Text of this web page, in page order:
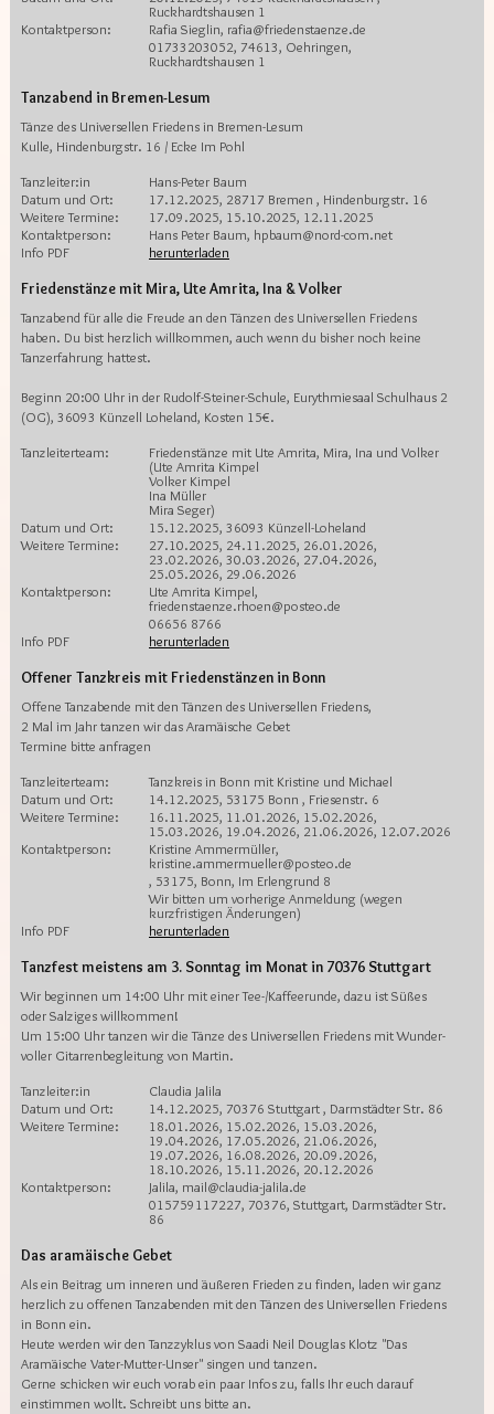
Ruckhardtshausen 1
Kontaktperson:
Rafia Sieglin, rafia@friedenstaenze.de
01733203052, 74613, Oehringen,
Ruckhardtshausen 1
Tanzabend in Bremen-Lesum
Tänze des Universellen Friedens in Bremen-Lesum
Kulle, Hindenburgstr. 16 / Ecke Im Pohl
Tanzleiter:in
Hans-Peter Baum
Datum und Ort:
17.12.2025, 28717 Bremen , Hindenburgstr. 16
Weitere Termine:
17.09.2025, 15.10.2025, 12.11.2025
Kontaktperson:
Hans Peter Baum, hpbaum@nord-com.net
Info PDF
herunterladen
Friedenstänze mit Mira, Ute Amrita, Ina & Volker
Tanzabend für alle die Freude an den Tänzen des Universellen Friedens
haben. Du bist herzlich willkommen, auch wenn du bisher noch keine
Tanzerfahrung hattest.
Beginn 20:00 Uhr in der Rudolf-Steiner-Schule, Eurythmiesaal Schulhaus 2
(OG), 36093 Künzell Loheland, Kosten 15€.
Tanzleiterteam:
Friedenstänze mit Ute Amrita, Mira, Ina und Volker
(Ute Amrita Kimpel
Volker Kimpel
Ina Müller
Mira Seger)
Datum und Ort:
15.12.2025, 36093 Künzell-Loheland
Weitere Termine:
27.10.2025, 24.11.2025, 26.01.2026,
23.02.2026, 30.03.2026, 27.04.2026,
25.05.2026, 29.06.2026
Kontaktperson:
Ute Amrita Kimpel,
friedenstaenze.rhoen@posteo.de
06656 8766
Info PDF
herunterladen
Offener Tanzkreis mit Friedenstänzen in Bonn
Offene Tanzabende mit den Tänzen des Universellen Friedens,
2 Mal im Jahr tanzen wir das Aramäische Gebet
Termine bitte anfragen
Tanzleiterteam:
Tanzkreis in Bonn mit Kristine und Michael
Datum und Ort:
14.12.2025, 53175 Bonn , Friesenstr. 6
Weitere Termine:
16.11.2025, 11.01.2026, 15.02.2026,
15.03.2026, 19.04.2026, 21.06.2026, 12.07.2026
Kontaktperson:
Kristine Ammermüller,
kristine.ammermueller@posteo.de
, 53175, Bonn, Im Erlengrund 8
Wir bitten um vorherige Anmeldung (wegen
kurzfristigen Änderungen)
Info PDF
herunterladen
Tanzfest meistens am 3. Sonntag im Monat in 70376 Stuttgart
Wir beginnen um 14:00 Uhr mit einer Tee-/Kaffeerunde, dazu ist Süßes
oder Salziges willkommen!
Um 15:00 Uhr tanzen wir die Tänze des Universellen Friedens mit Wunder-
voller Gitarrenbegleitung von Martin.
Tanzleiter:in
Claudia Jalila
Datum und Ort:
14.12.2025, 70376 Stuttgart , Darmstädter Str. 86
Weitere Termine:
18.01.2026, 15.02.2026, 15.03.2026,
19.04.2026, 17.05.2026, 21.06.2026,
19.07.2026, 16.08.2026, 20.09.2026,
18.10.2026, 15.11.2026, 20.12.2026
Kontaktperson:
Jalila, mail@claudia-jalila.de
015759117227, 70376, Stuttgart, Darmstädter Str.
86
Das aramäische Gebet
Als ein Beitrag um inneren und äußeren Frieden zu finden, laden wir ganz
herzlich zu offenen Tanzabenden mit den Tänzen des Universellen Friedens
in Bonn ein.
Heute werden wir den Tanzzyklus von Saadi Neil Douglas Klotz "Das
Aramäische Vater-Mutter-Unser" singen und tanzen.
Gerne schicken wir euch vorab ein paar Infos zu, falls Ihr euch darauf
einstimmen wollt. Schreibt uns bitte an.